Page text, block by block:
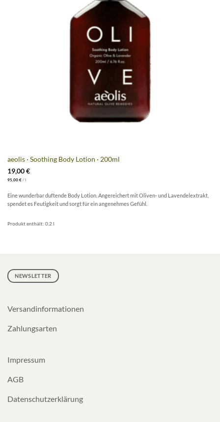
aeolis · Soothing Body Lotion · 200ml
19,00€
95,00 €/ l
Eine wunderbar duftende Body Lotion. Angereichert mit Oliven- und Lavendelextrakt,
spendet es Feutigkeit und sorgt für ein angenehmes Gefühl.
Produkt enthält: 0,2 l
NEWSLETTER
Versandinformationen
Zahlungsarten
Impressum
AGB
Datenschutzerklärung